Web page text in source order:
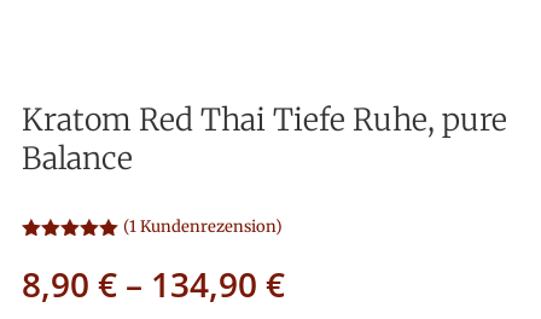
Kratom Red Thai Tiefe Ruhe, pure
Balance
mit5.00
von 5,
basierend
(1Kundenrezension)
8,90 €– 134,90 €